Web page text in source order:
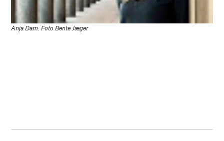
Anja Dam. Foto Bente Jæger